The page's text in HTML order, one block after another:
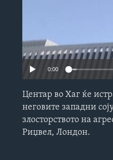
0:00
Центар во Хаг ќе
неговите западни
злосторството на
Риџвел, Лондон.